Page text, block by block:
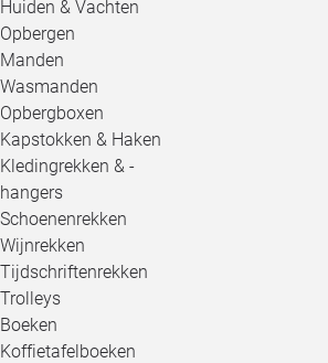
Huiden & Vachten
Opbergen
Manden
Wasmanden
Opbergboxen
Kapstokken & Haken
Kledingrekken & -
hangers
Schoenenrekken
Wijnrekken
Tijdschriftenrekken
Trolleys
Boeken
Koffietafelboeken